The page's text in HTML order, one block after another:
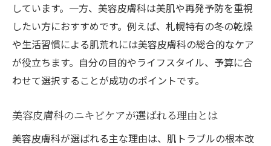
しています。一方、美容皮膚科は美肌や再発予防を重視
したい方におすすめです。例えば、札幌特有の冬の乾燥
や生活習慣による肌荒れには美容皮膚科の総合的なケア
が役立ちます。自分の目的やライフスタイル、予算に合
わせて選択することが成功のポイントです。
美容皮膚科のニキビケアが選ばれる理由とは
美容皮膚科が選ばれる主な理由は、肌トラブルの根本改